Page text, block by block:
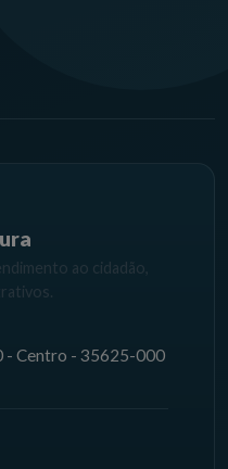
ao cidadão,
- Centro - 35625-000